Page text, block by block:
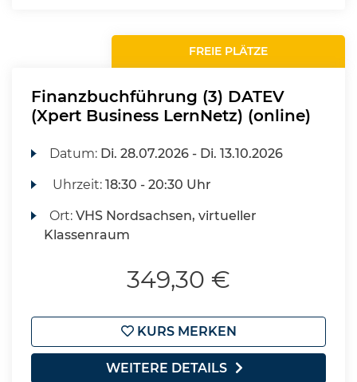
FREIE PLÄTZE
Finanzbuchführung (3) DATEV
(Xpert Business LernNetz) (online)
Datum: Di. 28.07.2026 - Di. 13.10.2026
Uhrzeit:18:30 - 20:30 Uhr
Ort:VHS Nordsachsen, virtueller
Klassenraum
349,30 €
KURS MERKEN
WEITERE DETAILS